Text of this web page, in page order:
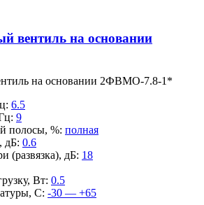
вентиль на основании
на основании 2ФВМO-7.8-1*
: 6.5
: 9
полосы, %: полная
дБ: 0.6
(развязка), дБ: 18
Вт: 0.5
С: -30 — +65